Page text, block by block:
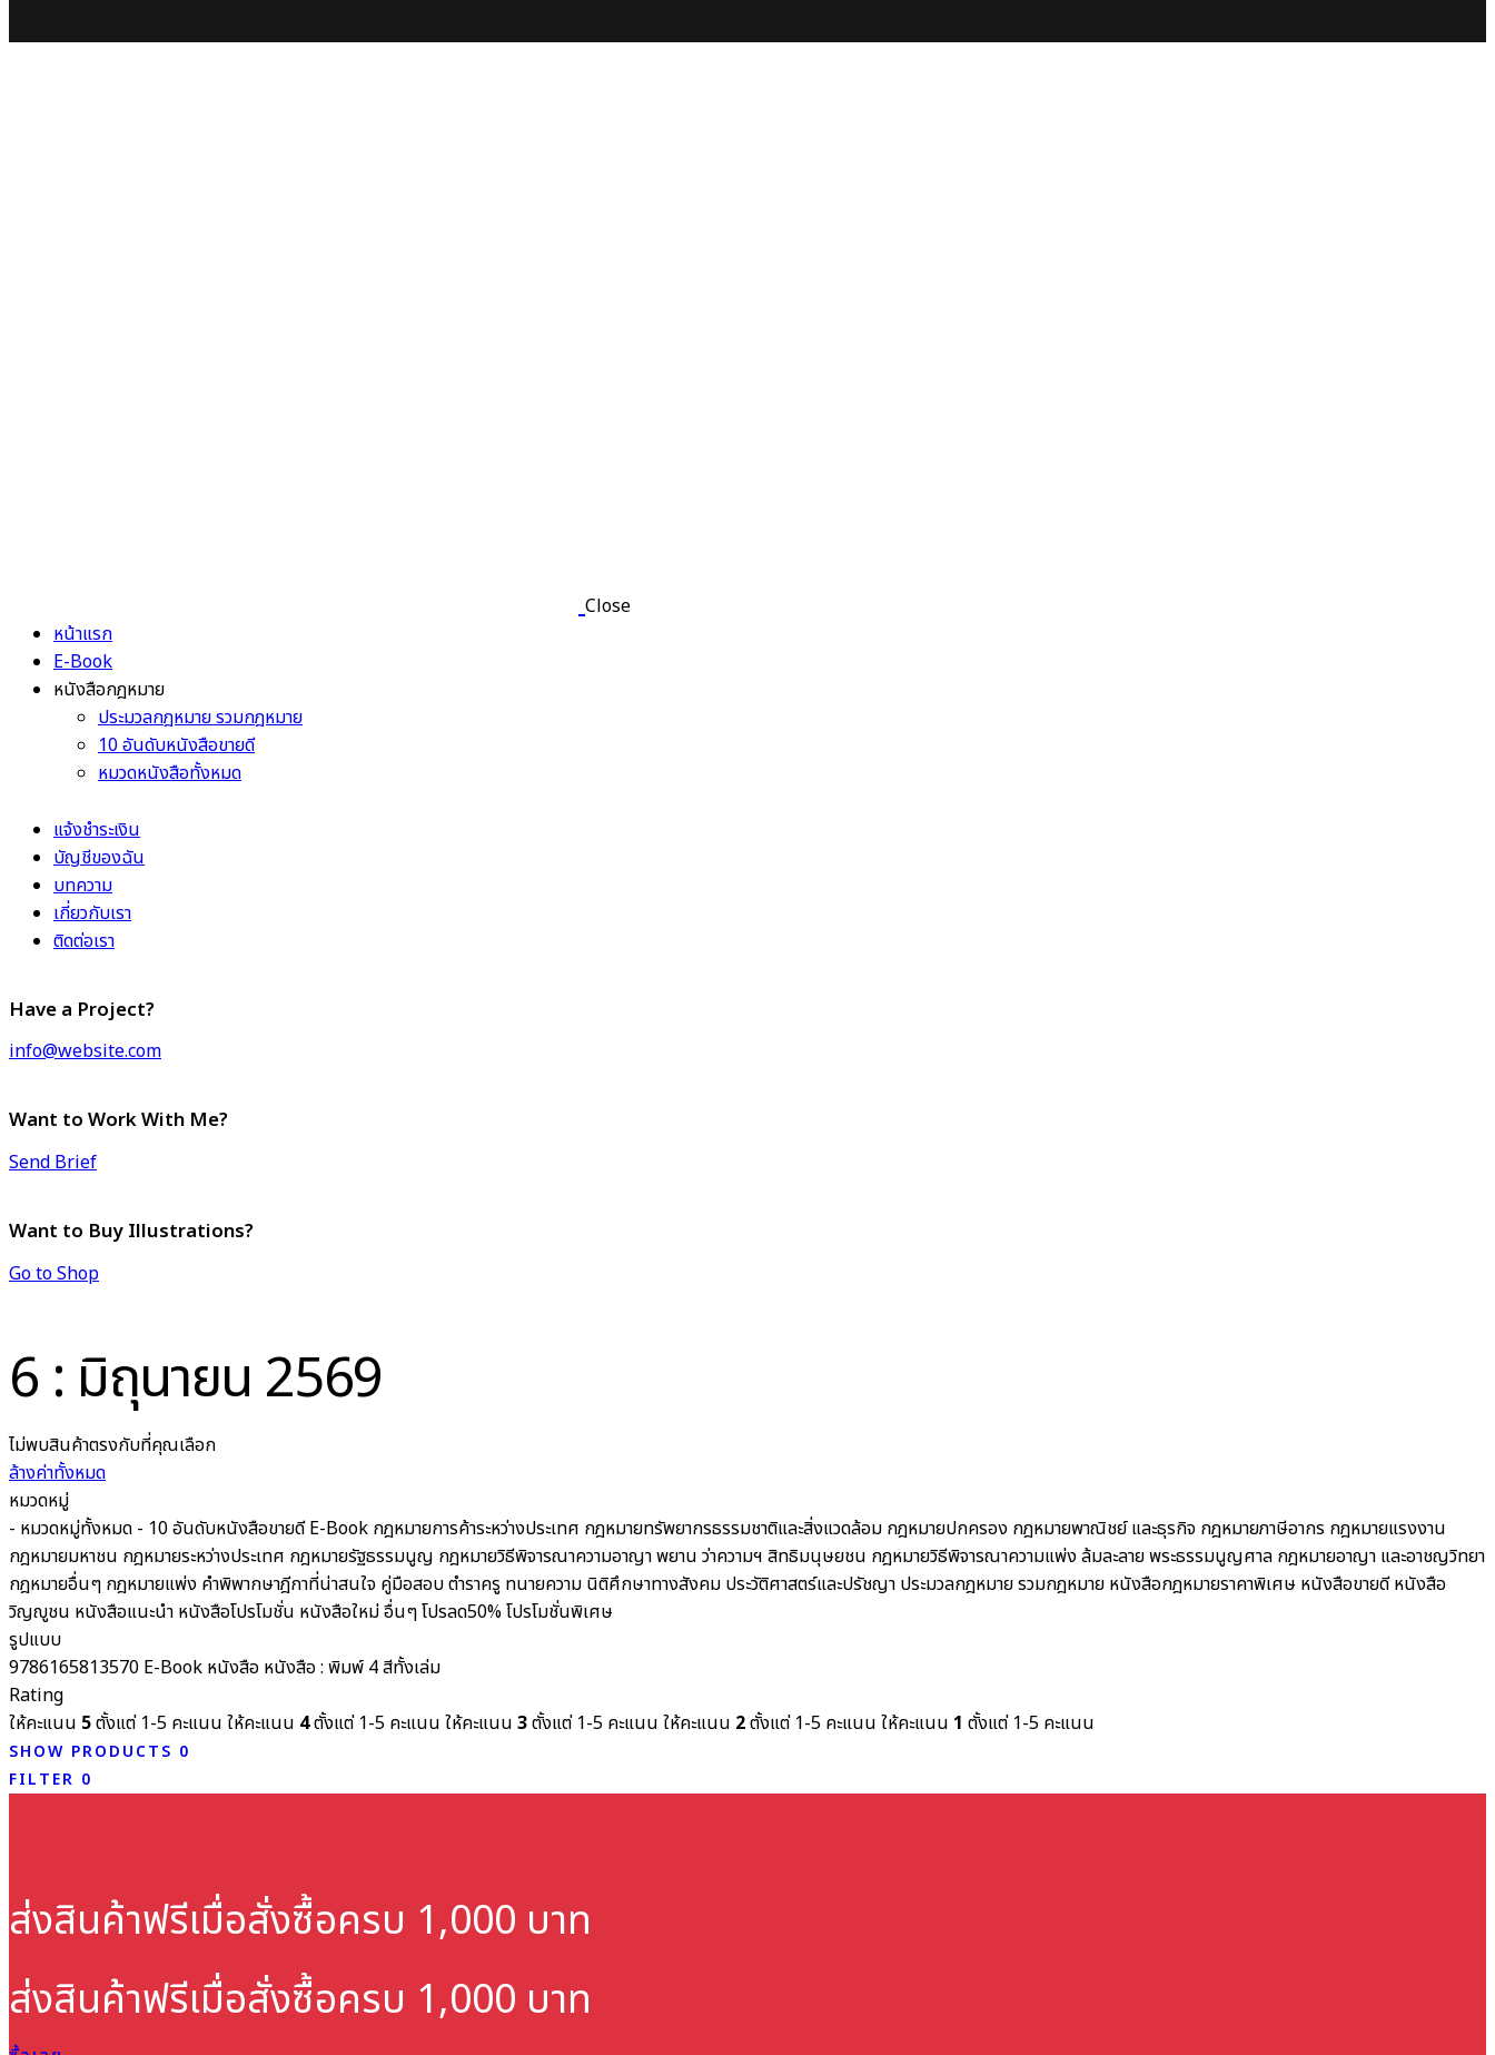
Close
หน้าแรก
E-Book
หนังสือกฎหมาย
ประมวลกฎหมาย รวมกฎหมาย
10 อันดับหนังสือขายดี
หมวดหนังสือทั้งหมด
แจ้งชำระเงิน
บัญชีของฉัน
บทความ
เกี่ยวกับเรา
ติดต่อเรา
Have a Project?
info@website.com
Want to Work With Me?
Send Brief
Want to Buy Illustrations?
Go to Shop
6 : มิถุนายน 2569
ไม่พบสินค้าตรงกับที่คุณเลือก
ล้างค่าทั้งหมด
หมวดหมู่
- หมวดหมู่ทั้งหมด - 10 อันดับหนังสือขายดี E-Book กฎหมายการค้าระหว่างประเทศ กฎหมายทรัพยากรธรรมชาติและสิ่งแวดล้อม กฎหมายปกครอง กฎหมายพาณิชย์ และธุรกิจ กฎหมายภาษีอากร กฎหมายแรงงาน
กฎหมายมหาชน กฎหมายระหว่างประเทศ กฎหมายรัฐธรรมนูญ กฎหมายวิธีพิจารณาความอาญา พยาน ว่าความฯ สิทธิมนุษยชน กฎหมายวิธีพิจารณาความแพ่ง ล้มละลาย พระธรรมนูญศาล กฎหมายอาญา และอาชญวิทยา
กฎหมายอื่นๆ กฎหมายแพ่ง คำพิพากษาฎีกาที่น่าสนใจ คู่มือสอบตำราครู ทนายความ นิติศึกษาทางสังคม ประวัติศาสตร์และปรัชญา ประมวลกฎหมาย รวมกฎหมาย หนังสือกฎหมายราคาพิเศษ หนังสือขายดี หนังสือ
วิญญูชน หนังสือแนะนำ หนังสือโปรโมชั่น หนังสือใหม่อื่นๆโปรลด50%โปรโมชั่นพิเศษ
รูปแบบ
9786165813570 E-Book หนังสือ หนังสือ : พิมพ์ 4 สีทั้งเล่ม
Rating
ให้คะแนน 5ตั้งแต่ 1-5 คะแนน ให้คะแนน 4ตั้งแต่ 1-5 คะแนน ให้คะแนน 3ตั้งแต่ 1-5 คะแนน ให้คะแนน 2ตั้งแต่ 1-5 คะแนน ให้คะแนน 1 ตั้งแต่ 1-5 คะแนน
SHOW PRODUCTS 0
FILTER 0
ส่งสินค้าฟรีเมื่อสั่งซื้อครบ 1,000 บาท
ส่งสินค้าฟรีเมื่อสั่งซื้อครบ 1,000 บาท